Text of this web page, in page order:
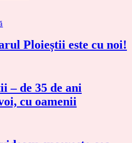
Ploieștii este cu noi!
– de 35 de ani
cu oamenii